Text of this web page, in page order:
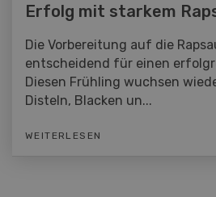
Erfolg mit starkem
Die Vorbereitung auf die
entscheidend für einen
Diesen Frühling wuchsen
Disteln, Blacken un...
WEITERLESEN